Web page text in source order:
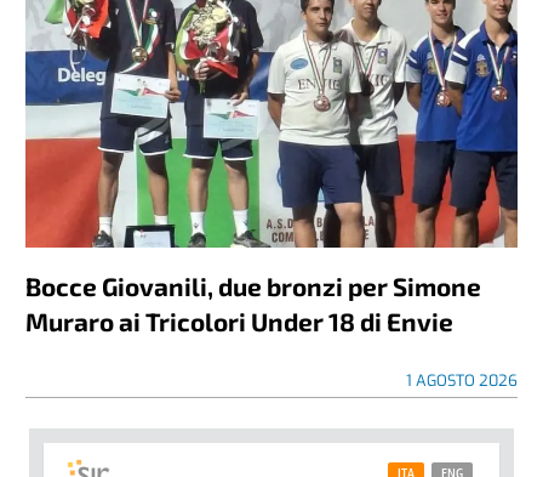
Bocce Giovanili, due bronzi per Simone
Muraro ai Tricolori Under 18 di Envie
1 AGOSTO 2026